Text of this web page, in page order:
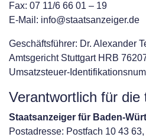
Fax: 07 11/6 66 01 – 19
E-Mail: info@staatsanzeiger.de
Geschäftsführer: Dr. Alexander
Amtsgericht Stuttgart HRB
Umsatzsteuer-
Verantwortlich für die
Staatsanzeiger für Baden-
Postadresse: Postfach 10 43